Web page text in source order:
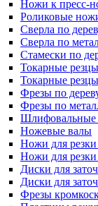
Ножи к пресс-
Роликовые
Сверла по
Сверла по
Стамески по
Токарные
Токарные
Фрезы по
Фрезы по
Шлифовальные
Ножевые валы
Ножи для
Ножи для
Диски для
Диски для
Фрезы